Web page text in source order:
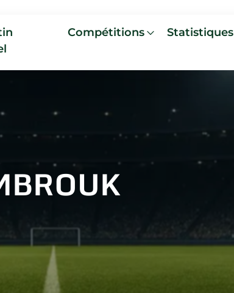
Compétitions Statistiques